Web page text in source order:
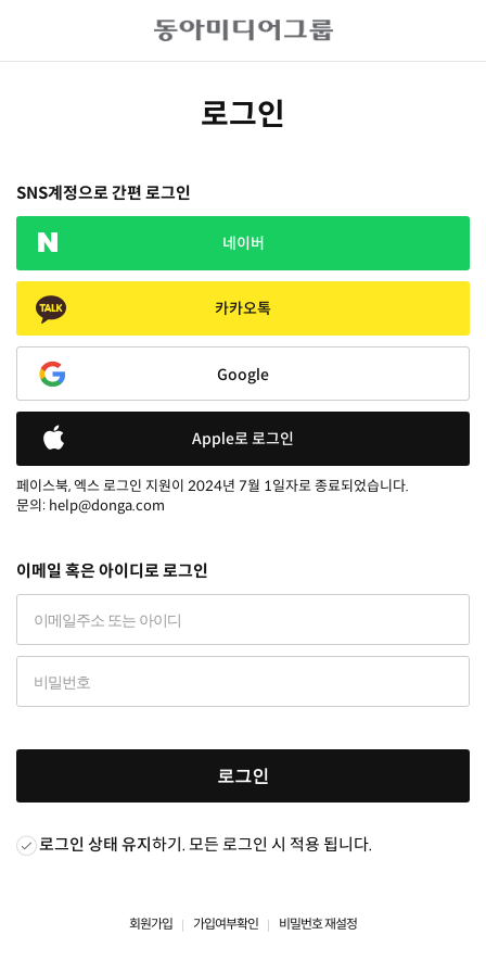
로그인
SNS계정으로 간편 로그인
네이버
카카오톡
Google
Apple로 로그인
페이스북, 엑스 로그인 지원이 2024년 7월 1일자로 종료되었습니다.
문의: help@donga.com
이메일 혹은 아이디로 로그인
로그인
로그인 상태 유지하기. 모든 로그인 시 적용 됩니다.
회원가입 가입여부확인 비밀번호 재설정